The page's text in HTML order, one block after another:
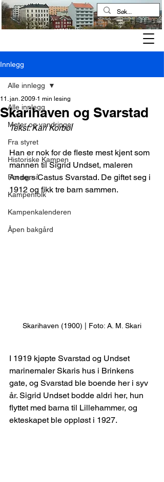
Innlegg
Alle innlegg
Møter og vandringer
Fra styret
Historiske Kampen
Før og nå
Kampenfolk
Kampenkalenderen
Åpen bakgård
Alle innlegg
Skarihaven og Svarstad
11. jan. 2009 1 min lesing
Tekst: Kari Korbøl
Han er nok for de fleste mest kjent som
mannen til Sigrid Undset, maleren
Anders Castus Svarstad. De giftet seg i
1912 og fikk tre barn sammen.
Skarihaven (1900) | Foto: A. M. Skari
I 1919 kjøpte Svarstad og Undset
marinemaler Skaris hus i Brinkens
gate, og Svarstad ble boende her i syv
år. Sigrid Undset bodde aldri her, hun
flyttet med barna til Lillehammer, og
ekteskapet ble oppløst i 1927.